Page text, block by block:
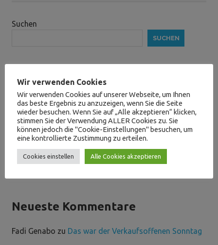
Suchen
SUCHEN
Neueste Beiträge
Das war der Verkaufsoffenene Sonntag am 03. Mai.
Verkaufsoffener Sonntag am 03.Mai 2026
Mitgliederversammlung 2026
Das war der Verkaufsoffene Sonntag am 21.09.2025
Verkaufsoffener Sonntag am 21.09.2025
Neueste Kommentare
Fadi Genabo zu Das war der Verkaufsoffenen Sonntag
Wir verwenden Cookies
Wir verwenden Cookies auf unserer Webseite, um Ihnen
das beste Ergebnis zu anzuzeigen, wenn Sie die Seite
wieder besuchen. Wenn Sie auf „Alle akzeptieren“ klicken,
stimmen Sie der Verwendung ALLER Cookies zu. Sie
können jedoch die "Cookie-Einstellungen" besuchen, um
eine kontrollierte Zustimmung zu erteilen.
Cookies einstellen Alle Cookies akzeptieren